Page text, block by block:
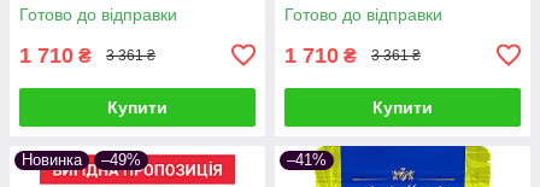
Готово до відправки
1 710 ₴ 3 361 ₴
Купити
Готово до відправки
1 710 ₴ 3 361 ₴
Купити
Новинка –49% –41%